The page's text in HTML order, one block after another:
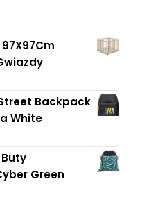
Backpack
White
Green